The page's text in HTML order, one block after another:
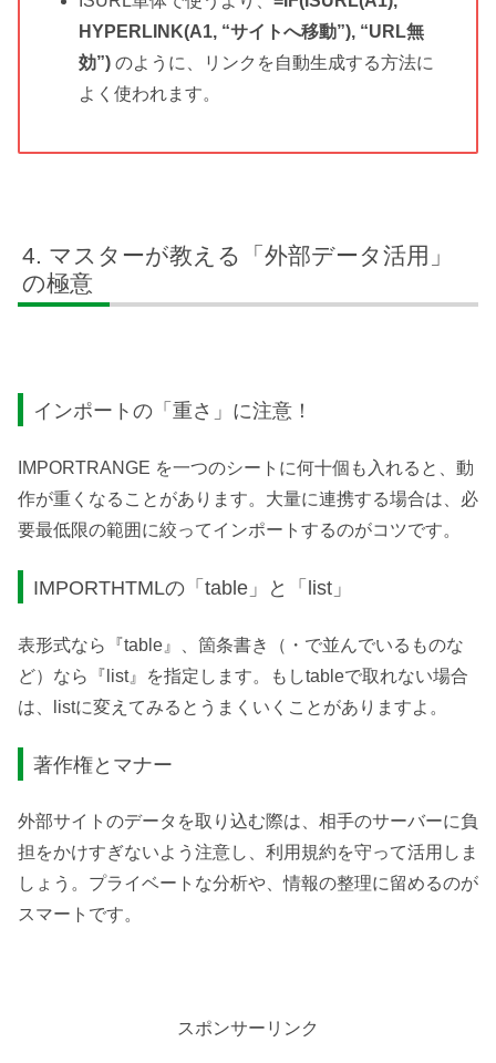
HYPERLINK(A1, “サイトへ移動”), “URL無
効”) のように、リンクを自動生成する方法に
よく使われます。
マスターが教える「外部データ活用」
の極意
インポートの「重さ」に注意！
IMPORTRANGE を一つのシートに何十個も入れると、動
作が重くなることがあります。大量に連携する場合は、必
要最低限の範囲に絞ってインポートするのがコツです。
IMPORTHTMLの「table」と「list」
表形式なら『table』、箇条書き（・で並んでいるものな
ど）なら『list』を指定します。もしtableで取れない場合
は、listに変えてみるとうまくいくことがありますよ。
著作権とマナー
外部サイトのデータを取り込む際は、相手のサーバーに負
担をかけすぎないよう注意し、利用規約を守って活用しま
しょう。プライベートな分析や、情報の整理に留めるのが
スマートです。
スポンサーリンク